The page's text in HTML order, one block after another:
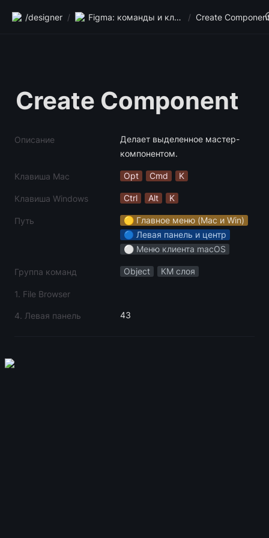
/designer / Figma: команды и клавиши / Create
Create Component
Описание
Делает выделенное мастер-
компонентом.
Клавиша Mac Opt Cmd K
Клавиша Windows Ctrl Alt K
Путь
🟡 Главное меню (Mac и Win)
🔵 Левая панель и центр
⚪️ Меню клиента macOS
Группа команд Object КМ слоя
1. File Browser
4. Левая панель 43